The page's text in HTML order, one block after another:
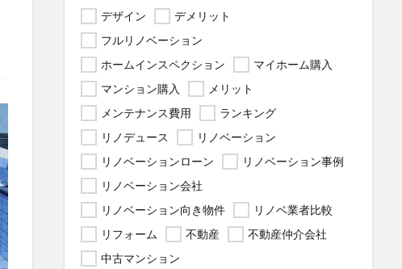
デザイン
デメリット
フルリノベーション
ホームインスペクション
マイホーム購入
マンション購入
メリット
メンテナンス費用
ランキング
リノデュース
リノベーション
リノベーションローン
リノベーション事例
リノベーション会社
リノベーション向き物件
リノベ業者比較
リフォーム
不動産
不動産仲介会社
中古マンション